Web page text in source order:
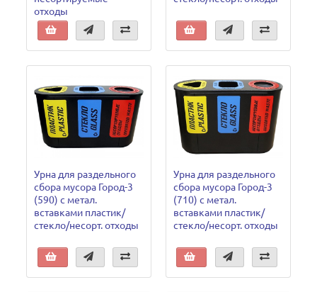
отходы
Урна для раздельного
сбора мусора Город-3
(590) с метал.
вставками пластик/
стекло/несорт. отходы
Урна для раздельного
сбора мусора Город-3
(710) с метал.
вставками пластик/
стекло/несорт. отходы